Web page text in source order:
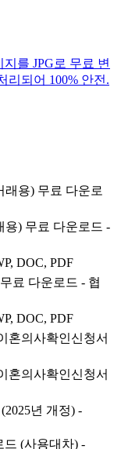
를 JPG로 무료 변
리되어 100% 안전.
래용) 무료 다운로
용) 무료 다운로드 -
DOC, PDF
료 다운로드 - 협
DOC, PDF
혼의사확인신청서
혼의사확인신청서
년 개정) -
드 (사용대차) -